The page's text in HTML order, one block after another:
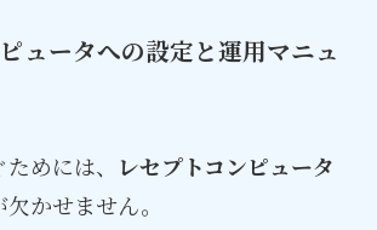
ュータへの設定と運用マニュ
めには、
レセプトコンピュータ
欠かせません。